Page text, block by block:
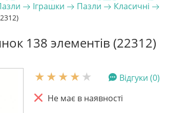
Іграшки Пазли Класичні
138 элементів (22312)
Відгуки (0)
Не має в наявності